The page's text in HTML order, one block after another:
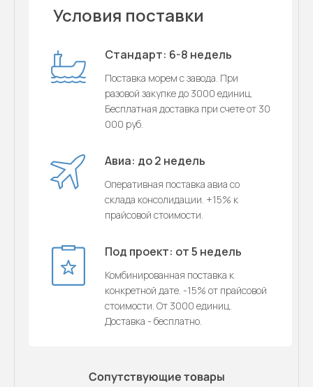
Условия поставки
Стандарт: 6-8 недель
Поставка морем с завода. При
разовой закупке до 3000 единиц.
Бесплатная доставка при счете от 30
000 руб.
Авиа: до 2 недель
Оперативная поставка авиа со
склада консолидации. +15% к
прайсовой стоимости.
Под проект: от 5 недель
Комбинированная поставка к
конкретной дате. -15% от прайсовой
стоимости. От 3000 единиц.
Доставка - бесплатно.
Сопутствующие товары